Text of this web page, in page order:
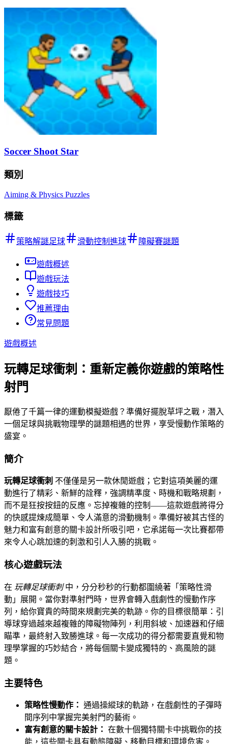
Soccer Shoot Star
類別
Aiming & Physics Puzzles
標籤
策略解謎足球 滑動控制進球 障礙賽謎題
遊戲概述
遊戲玩法
遊戲技巧
推薦理由
常見問題
遊戲概述
玩轉足球衝刺：重新定義你遊戲的策略性
射門
厭倦了千篇一律的運動模擬遊戲？準備好擺脫草坪之戰，潛入
一個足球與挑戰物理學的謎題相遇的世界，享受慢動作策略的
盛宴。
簡介
玩轉足球衝刺 不僅僅是另一款休閒遊戲；它對這項美麗的運
動進行了精彩、新鮮的詮釋，強調精準度、時機和戰略規劃，
而不是狂按按鈕的反應。忘掉複雜的控制——這款遊戲將得分
的快感提煉成簡單、令人滿意的滑動機制。準備好被其古怪的
魅力和富有創意的關卡設計所吸引吧，它承諾每一次比賽都帶
來令人心跳加速的刺激和引人入勝的挑戰。
核心遊戲玩法
在 玩轉足球衝刺中，分分秒秒的行動都圍繞著「策略性滑
動」展開。當你對準射門時，世界會轉入戲劇性的慢動作序
列，給你寶貴的時間來規劃完美的軌跡。你的目標很簡單：引
導球穿過越來越複雜的障礙物陣列，利用斜坡、加速器和仔細
瞄準，最終射入致勝進球。每一次成功的得分都需要直覺和物
理學掌握的巧妙結合，將每個關卡變成獨特的、高風險的謎
題。
主要特色
策略性慢動作： 通過操縱球的軌跡，在戲劇性的子彈時
間序列中掌握完美射門的藝術。
富有創意的關卡設計： 在數十個獨特關卡中挑戰你的技
能，這些關卡具有動態障礙、移動目標和環境危害。